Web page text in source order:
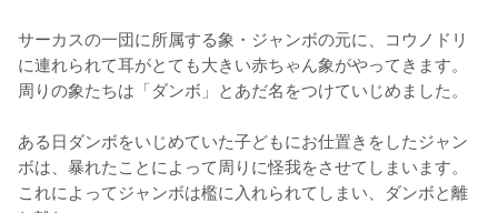
サーカスの一団に所属する象・ジャンボの元に、コウノドリ
に連れられて耳がとても大きい赤ちゃん象がやってきます。
周りの象たちは「ダンボ」とあだ名をつけていじめました。
ある日ダンボをいじめていた子どもにお仕置きをしたジャン
ボは、暴れたことによって周りに怪我をさせてしまいます。
これによってジャンボは檻に入れられてしまい、ダンボと離